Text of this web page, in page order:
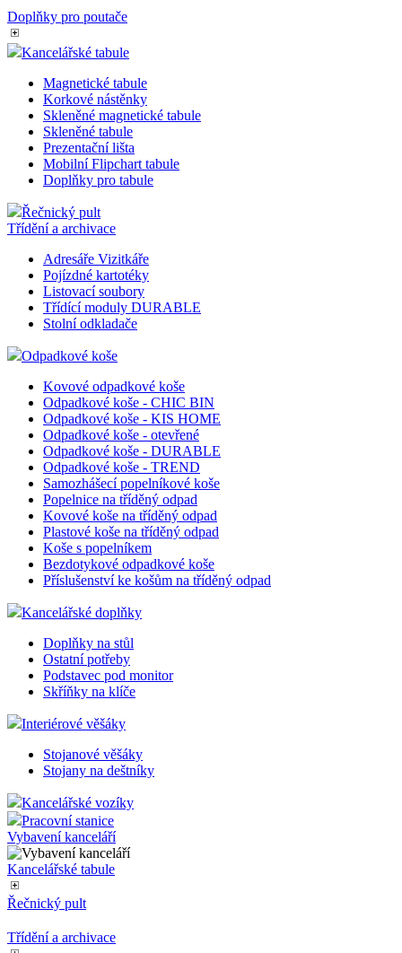
Doplňky pro poutače
Kancelářské tabule
Magnetické tabule
Korkové nástěnky
Skleněné magnetické tabule
Skleněné tabule
Prezentační lišta
Mobilní Flipchart tabule
Doplňky pro tabule
Řečnický pult
Třídění a archivace
Adresáře Vizitkáře
Pojízdné kartotéky
Listovací soubory
Třídící moduly DURABLE
Stolní odkladače
Odpadkové koše
Kovové odpadkové koše
Odpadkové koše - CHIC BIN
Odpadkové koše - KIS HOME
Odpadkové koše - otevřené
Odpadkové koše - DURABLE
Odpadkové koše - TREND
Samozhášecí popelníkové koše
Popelnice na tříděný odpad
Kovové koše na tříděný odpad
Plastové koše na tříděný odpad
Koše s popelníkem
Bezdotykové odpadkové koše
Příslušenství ke košům na tříděný odpad
Kancelářské doplňky
Doplňky na stůl
Ostatní potřeby
Podstavec pod monitor
Skříňky na klíče
Interiérové věšáky
Stojanové věšáky
Stojany na deštníky
Kancelářské vozíky
Pracovní stanice
Vybavení kanceláří
Kancelářské tabule
Řečnický pult
Třídění a archivace